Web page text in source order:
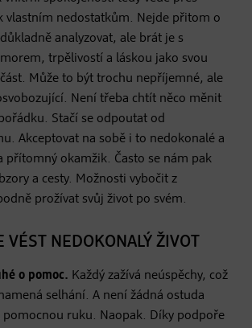
vlastním nedostatkům. Nejde přitom o
analyzovat, ale brát je s
trpělivostí a láskou jako svou
Může to být trochu nepříjemné, ale
Není třeba chtít něco měnit
Stačí se odpoutat od
Akceptovat na sobě i to nedokonalé a
přítomný okamžik. Často se nám pak
a cesty. Možnosti vybočit z
prožívat svůj život po svém.
VÉST NEDOKONALÝ ŽIVOT
o pomoc. Každý zažívá neúspěchy, což
selhání. A není žádná ostuda
pomocnou ruku. Naopak. Díky podpoře